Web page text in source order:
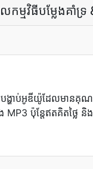
កម្មវិធី​បម្លែង​គាំទ្
បង្ហាប់អូឌីយ៉ូដែលមានគុ
ប៉ុន្តែឥតគិតថ្លៃ និ